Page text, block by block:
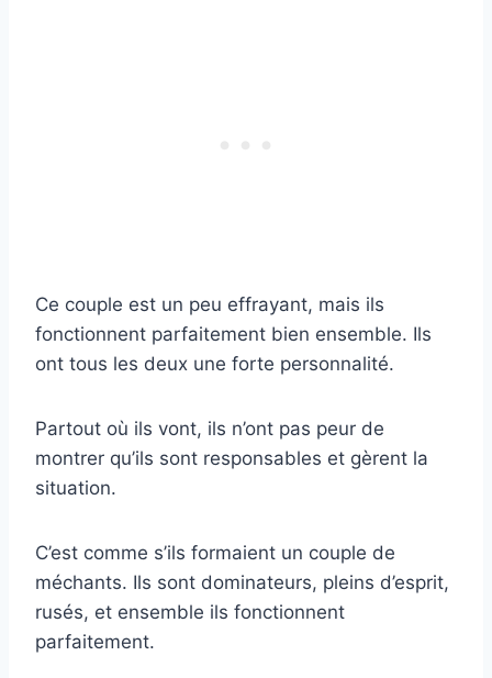
Ce couple est un peu effrayant, mais ils
fonctionnent parfaitement bien ensemble. Ils
ont tous les deux une forte personnalité.
Partout où ils vont, ils n’ont pas peur de
montrer qu’ils sont responsables et gèrent la
situation.
C’est comme s’ils formaient un couple de
méchants. Ils sont dominateurs, pleins d’esprit,
rusés, et ensemble ils fonctionnent
parfaitement.